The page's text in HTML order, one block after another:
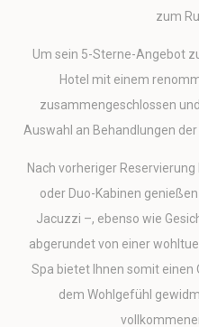
Tracking/
_uetvid
Tracking/
_uetsid
Bing
Tracking/
IDE Doubleclick
_gcl_au Google AdSense
zum
Um sein 5-Sterne-Angebot
Hotel mit einem
zusammengeschlossen
Auswahl an Behandlungen
Nach vorheriger
oder Duo-Kabinen
Jacuzzi –, ebenso wie
abgerundet von einer
Spa bietet Ihnen somit einen
dem Wohlgefühl